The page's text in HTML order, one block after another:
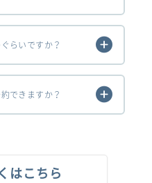
らいですか？
できますか？
はこちら